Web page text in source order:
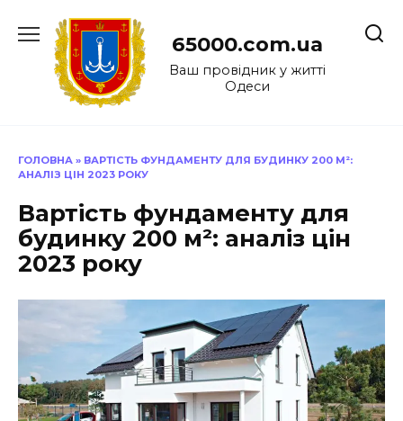
до
65000.com.ua
Ваш провідник у житті
Одеси
ГОЛОВНА » ВАРТІСТЬ ФУНДАМЕНТУ ДЛЯ БУДИНКУ 200 М²:
АНАЛІЗ ЦІН 2023 РОКУ
Вартість фундаменту для
будинку 200 м²: аналіз цін
2023 року